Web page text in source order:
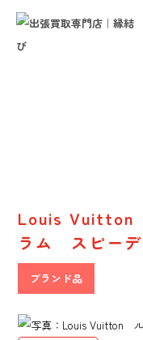
Louis Vuitton
ラム スピーデ
ブランド品